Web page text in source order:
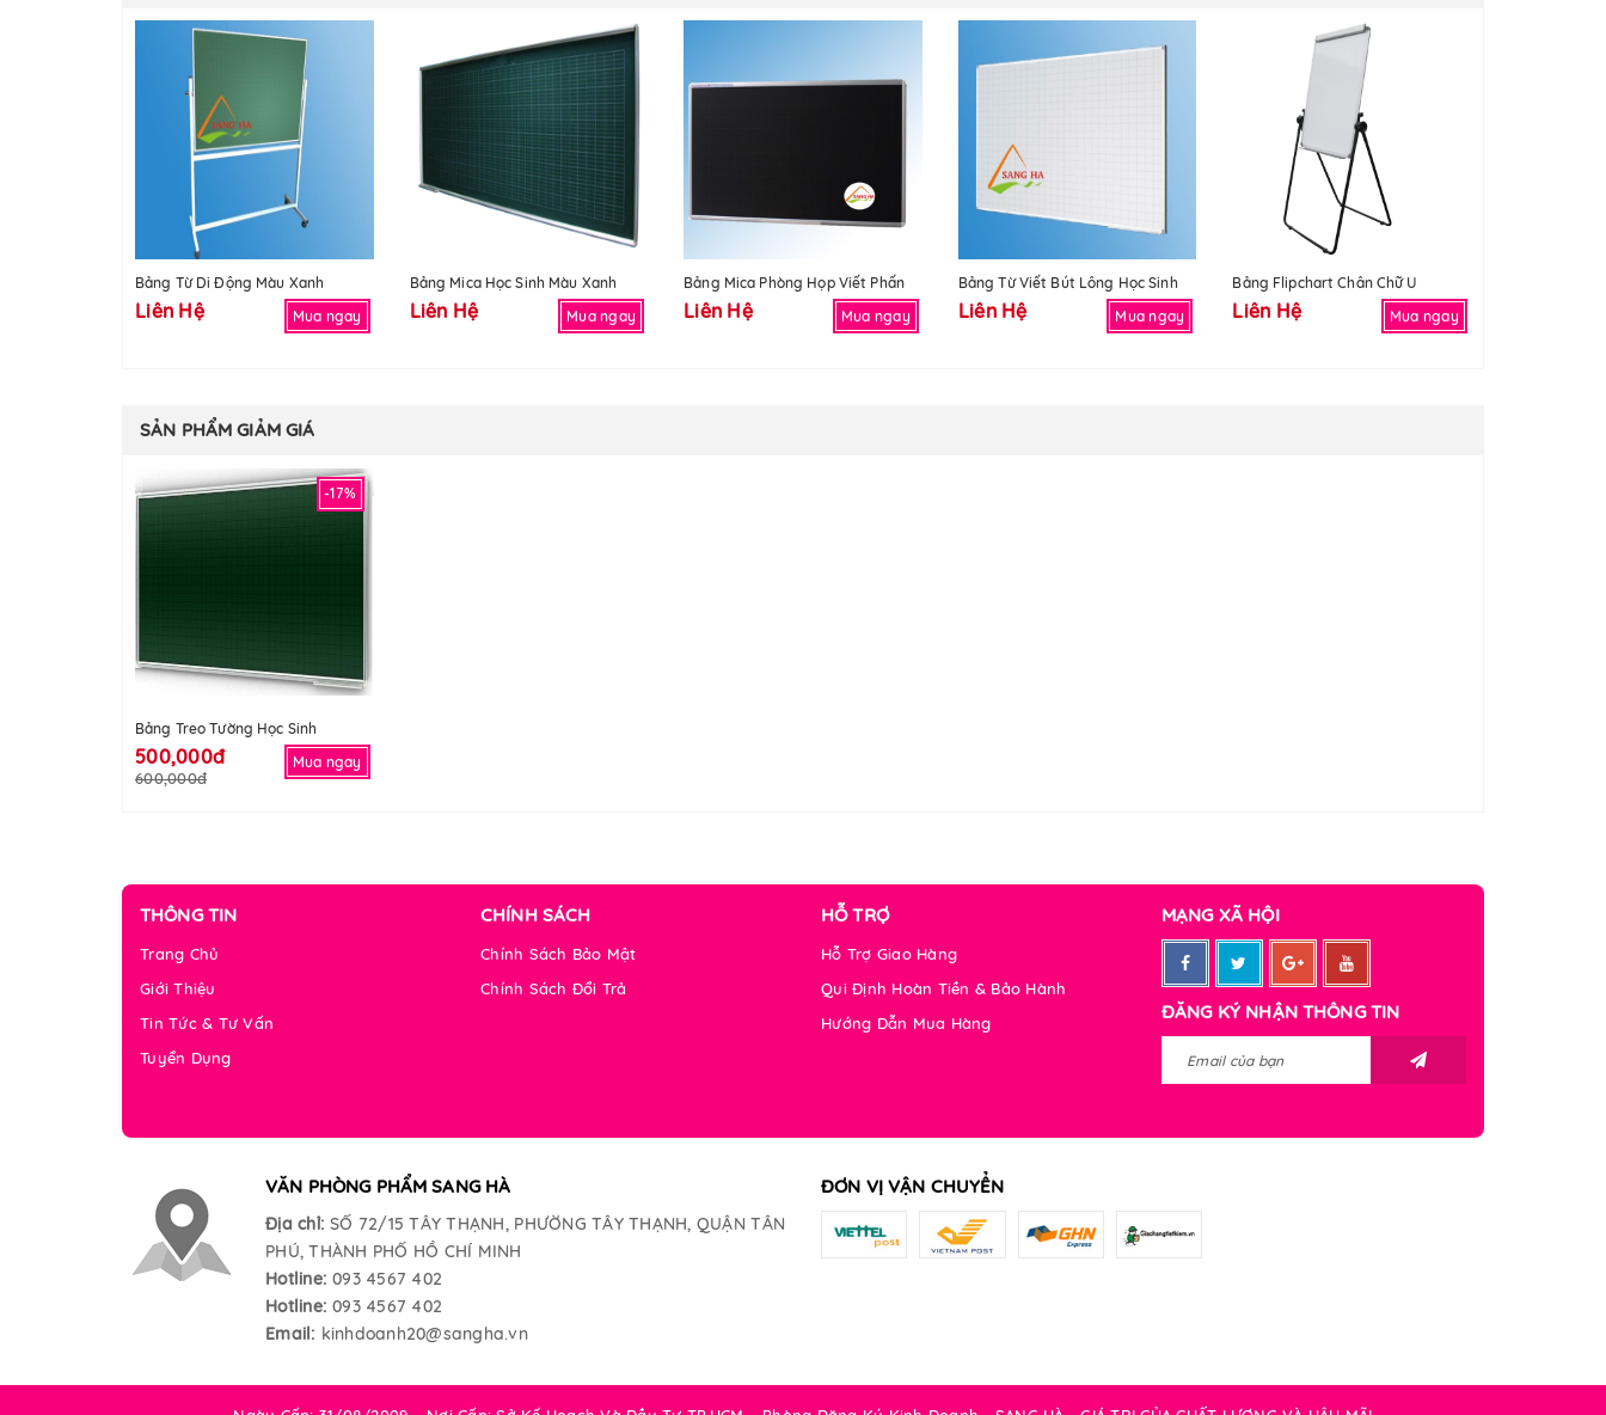
Bảng Từ Di Động Màu Xanh
Liên Hệ Mua ngay
Bảng Mica Học Sinh Màu Xanh
Liên Hệ Mua ngay
Bảng Mica Phòng Họp Viết Phấn
Liên Hệ Mua ngay
Bảng Từ Viết Bút Lông Học Sinh
Liên Hệ Mua ngay
Bảng Flipchart Chân Chữ U
Liên Hệ Mua ngay
SẢN PHẨM GIẢM GIÁ
-17%
Bảng Treo Tường Học Sinh
500,000đ
600,000đ
Mua ngay
THÔNG TIN
Trang Chủ
Giới Thiệu
Tin Tức & Tư Vấn
Tuyển Dụng
CHÍNH SÁCH
Chính Sách Bảo Mật
Chính Sách Đổi Trả
HỖ TRỢ
Hỗ Trợ Giao Hàng
Qui Định Hoàn Tiền & Bảo Hành
Hướng Dẫn Mua Hàng
MẠNG XÃ HỘI
ĐĂNG KÝ NHẬN THÔNG TIN
VĂN PHÒNG PHẨM SANG HÀ
Địa chỉ: SỐ 72/15 TÂY THẠNH, PHƯỜNG TÂY THẠNH, QUẬN TÂN
PHÚ, THÀNH PHỐ HỒ CHÍ MINH
Hotline: 093 4567 402
Hotline: 093 4567 402
Email: kinhdoanh20@sangha.vn
ĐƠN VỊ VẬN CHUYỂN